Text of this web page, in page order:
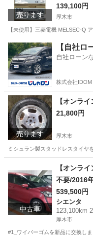
売ります
139,100円
厚木市
【未使用】三菱電機 MELSEC-Q
神奈川 厚木市 その他
【自社ロ
自社ローン
株式会社IDOM
売ります
【オンラ
21,800円
厚木市
ミシュラン製スタッドレスタイヤ
タイヤ、
中古車
【オンラ
不要/2016
金0/オイル
まで3万お
居ますが一
539,500円
シエンタ
123,100km
厚木市
#1_ワイパーゴムを新品に交換し